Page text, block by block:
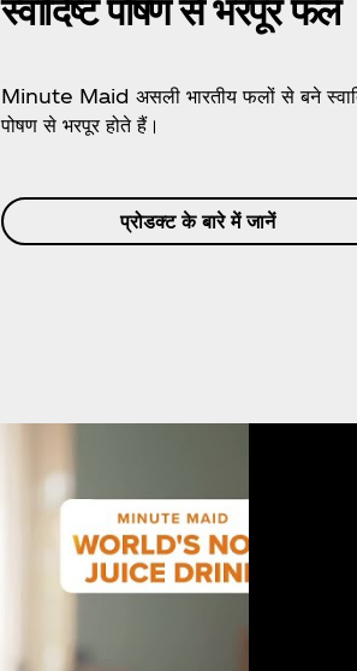
Minute Maid असली भारतीय फलों से बने
पोषण से भरपूर होते हैं।
प्रोडक्ट के बारे में जानें